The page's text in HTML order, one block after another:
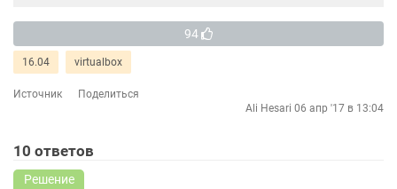
94
16.04 virtualbox
Источник
Поделиться
Ali Hesari 06 апр '17 в 13:04
10 ответов
Решение